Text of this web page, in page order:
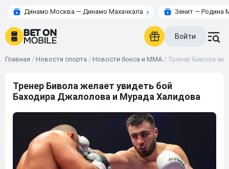
Динамо Москва — Динамо Махачкала Зенит — Родина
Войти
Главная / Новости спорта / Новости бокса и ММА / Тренер Бивола
Тренер Бивола желает увидеть бой
Баходира Джалолова и Мурада Халидова